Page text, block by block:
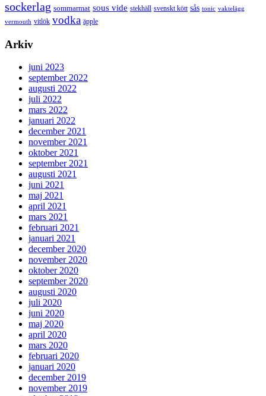
sockerlag sommarmat sous vide stekhäll svenskt kött sås tonic vaktelägg
vermouth vitlök vodka äpple
Arkiv
juni 2023
september 2022
augusti 2022
juli 2022
mars 2022
januari 2022
december 2021
november 2021
oktober 2021
september 2021
augusti 2021
juni 2021
maj 2021
april 2021
mars 2021
februari 2021
januari 2021
december 2020
november 2020
oktober 2020
september 2020
augusti 2020
juli 2020
juni 2020
maj 2020
april 2020
mars 2020
februari 2020
januari 2020
december 2019
november 2019